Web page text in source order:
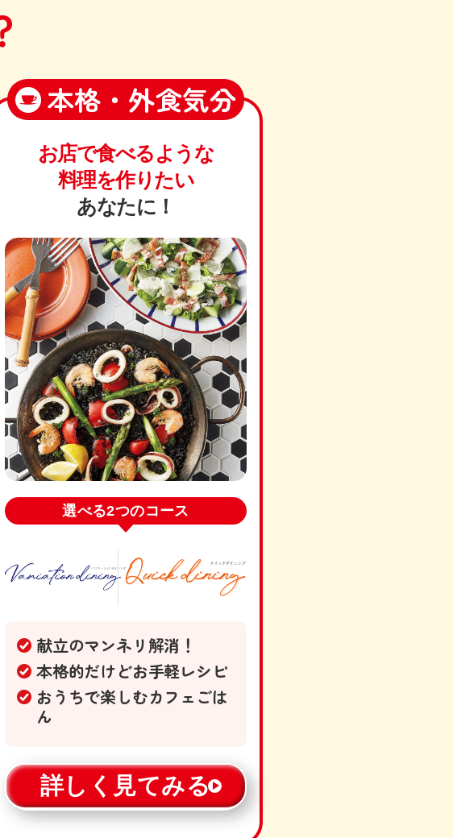
本格・外食気分
お店で食べるような
料理を作りたい
あなたに！
選べる2つのコース
献立のマンネリ解消！
本格的だけどお手軽レシピ
おうちで楽しむカフェごは
ん
詳しく見てみる